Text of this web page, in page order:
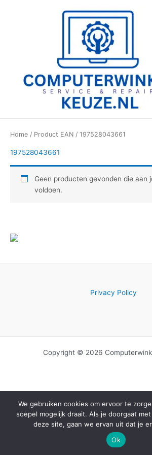
Home / Product EAN / 197528043661
197528043661
Geen producten gevonden die aan
voldoen.
Privacy Policy
Copyright © 2026
We gebruiken cookies om ervoor te
soepel mogelijk draait. Als je doorgaat
deze site, gaan we ervan uit dat je
Ok